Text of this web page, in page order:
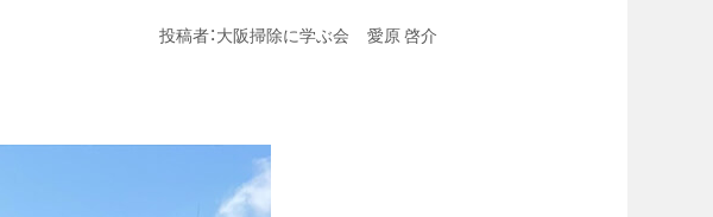
投稿者：大阪掃除に学ぶ会 愛原 啓介